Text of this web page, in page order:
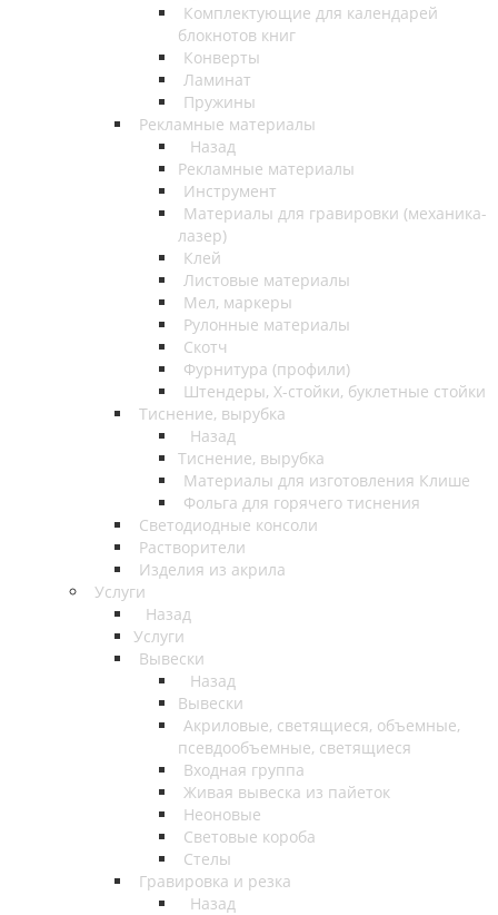
Комплектующие для календарей
блокнотов книг
Конверты
Ламинат
Пружины
Рекламные материалы
Назад
Рекламные материалы
Инструмент
Материалы для гравировки (механика-
лазер)
Клей
Листовые материалы
Мел, маркеры
Рулонные материалы
Скотч
Фурнитура (профили)
Штендеры, Х-стойки, буклетные стойки
Тиснение, вырубка
Назад
Тиснение, вырубка
Материалы для изготовления Клише
Фольга для горячего тиснения
Светодиодные консоли
Растворители
Изделия из акрила
Услуги
Назад
Услуги
Вывески
Назад
Вывески
Акриловые, светящиеся, объемные,
псевдообъемные, светящиеся
Входная группа
Живая вывеска из пайеток
Неоновые
Световые короба
Стелы
Гравировка и резка
Назад